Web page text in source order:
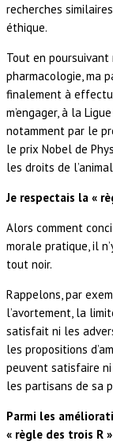
recherches
éthique.
Tout en
pharmacologie, ma
finalement à
m’engager, à la
notamment par le
le prix Nobel de
les droits de
Je respectais la «
Alors comment
morale pratique, il
tout noir.
Rappelons, par
l’avortement, la
satisfait ni les
les propositions
peuvent satisfaire
les partisans de sa
Parmi les
« règle des trois R